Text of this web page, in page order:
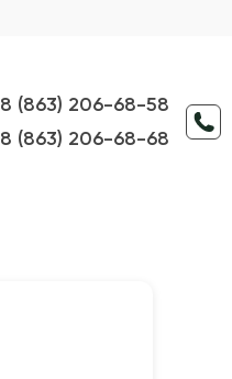
8 (863) 206-68-58
8 (863) 206-68-68